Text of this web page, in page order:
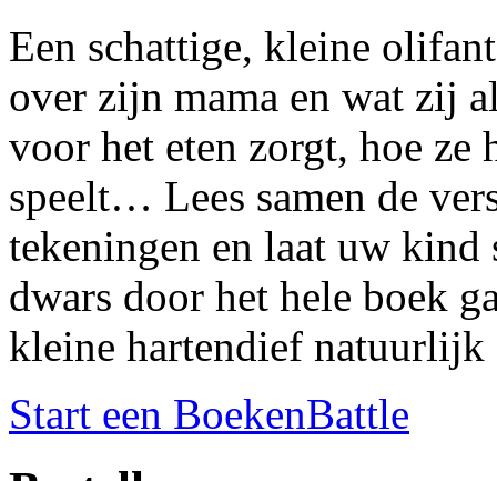
Een schattige, kleine
over zijn mama en wat zij
voor het eten zorgt, hoe ze
speelt… Lees samen de
tekeningen en laat uw kind
dwars door het hele boek
kleine hartendief natuurlijk
Start een BoekenBattle